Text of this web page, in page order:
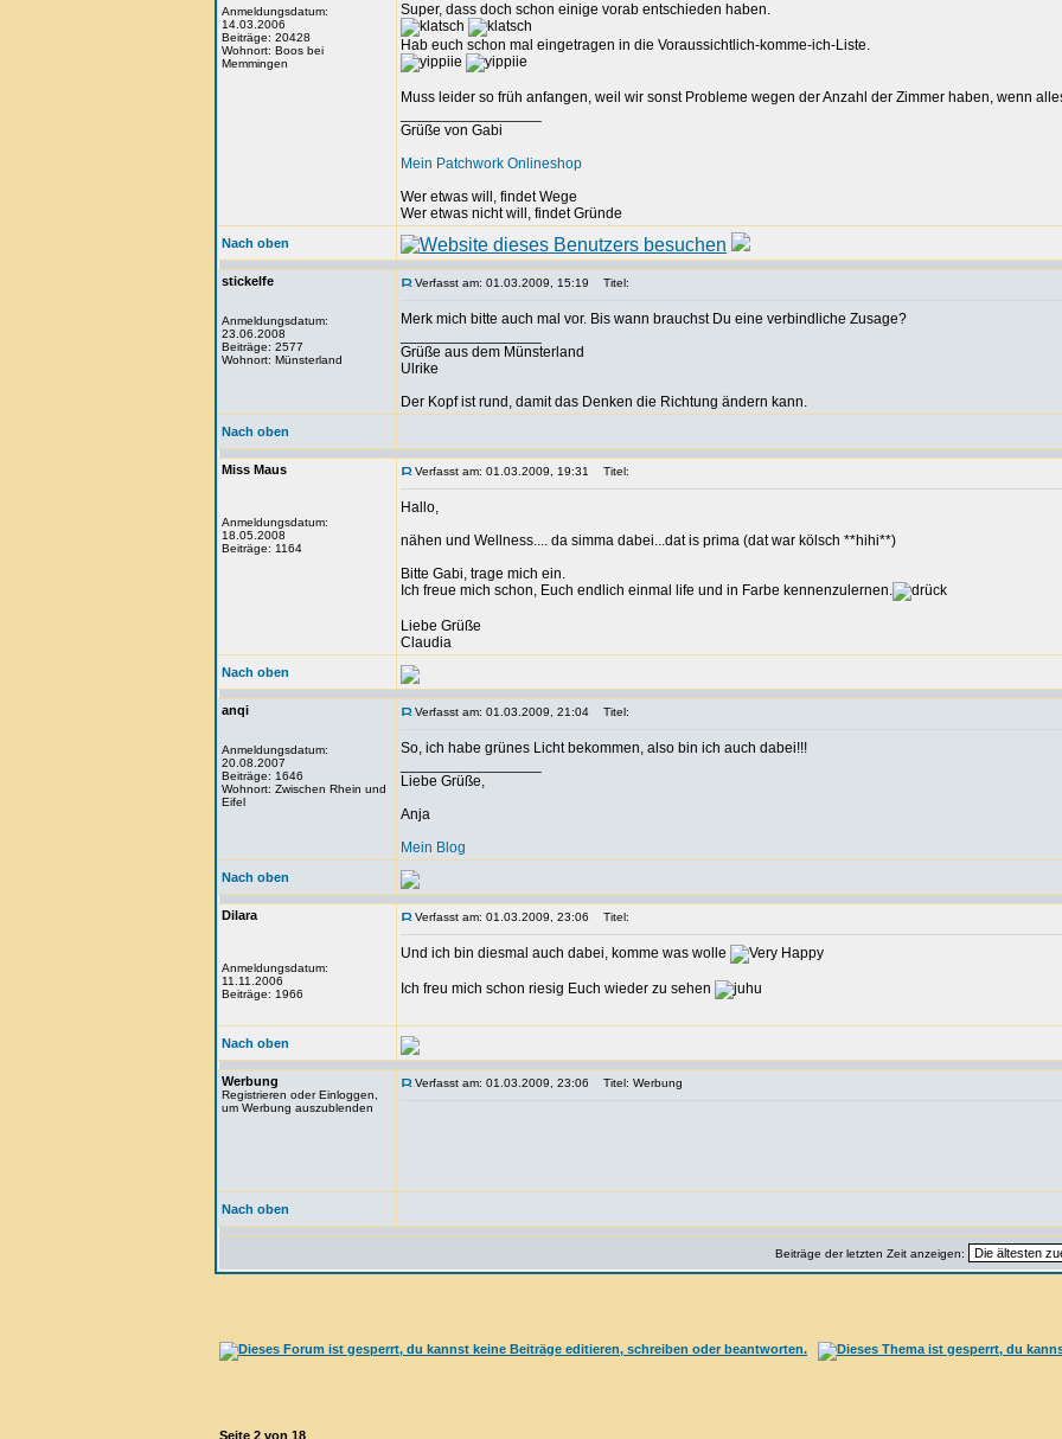
Anmeldungsdatum:
14.03.2006
Beiträge: 20428
Wohnort: Boos bei
Memmingen
Super, dass doch schon einige vorab entschieden haben.
Hab euch schon mal eingetragen in die Voraussichtlich-komme-ich-Liste.
Muss leider so früh anfangen, weil wir sonst Probleme wegen der Anzahl der Zimmer haben, wenn
Grüße von Gabi
Mein Patchwork Onlineshop
Wer etwas will, findet Wege
Wer etwas nicht will, findet Gründe
Nach oben
stickelfe
Anmeldungsdatum:
23.06.2008
Beiträge: 2577
Wohnort: Münsterland
Verfasst am: 01.03.2009, 15:19 Titel:
Merk mich bitte auch mal vor. Bis wann brauchst Du eine verbindliche Zusage?
Grüße aus dem Münsterland
Ulrike
Der Kopf ist rund, damit das Denken die Richtung ändern kann.
Nach oben
Miss Maus
Anmeldungsdatum:
18.05.2008
Beiträge: 1164
Verfasst am: 01.03.2009, 19:31 Titel:
Hallo,
nähen und Wellness.... da simma dabei...dat is prima (dat war kölsch **hihi**)
Bitte Gabi, trage mich ein.
Ich freue mich schon, Euch endlich einmal life und in Farbe kennenzulernen.
Liebe Grüße
Claudia
Nach oben
anqi
Anmeldungsdatum:
20.08.2007
Beiträge: 1646
Wohnort: Zwischen Rhein und
Eifel
Verfasst am: 01.03.2009, 21:04 Titel:
So, ich habe grünes Licht bekommen, also bin ich auch dabei!!!
Liebe Grüße,
Anja
Mein Blog
Nach oben
Dilara
Anmeldungsdatum:
11.11.2006
Beiträge: 1966
Verfasst am: 01.03.2009, 23:06 Titel:
Und ich bin diesmal auch dabei, komme was wolle
Ich freu mich schon riesig Euch wieder zu sehen
Nach oben
Werbung
Registrieren oder Einloggen,
um Werbung auszublenden
Verfasst am: 01.03.2009, 23:06 Titel: Werbung
Nach oben
Beiträge der letzten Zeit anzeigen:
Seite 2 von 18